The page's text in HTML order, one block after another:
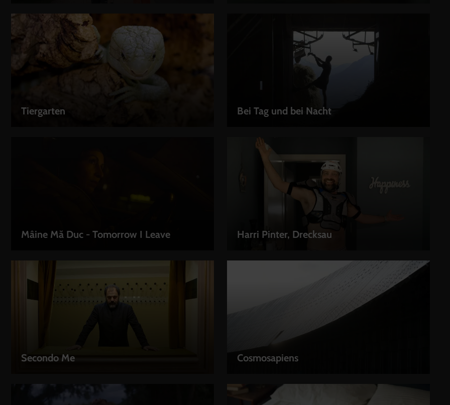
Tiergarten
LEIHEN Bei Tag und bei Nacht
LEIHEN
Mâine Mă Duc - Tomorrow I Leave
LEIHEN Harri Pinter, Drecksau
LEIHEN
Secondo Me
LEIHEN Cosmosapiens
LEIHEN